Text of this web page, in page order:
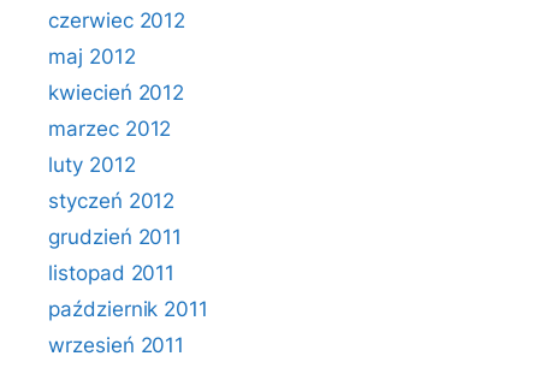
czerwiec 2012
maj 2012
kwiecień 2012
marzec 2012
luty 2012
styczeń 2012
grudzień 2011
listopad 2011
październik 2011
wrzesień 2011